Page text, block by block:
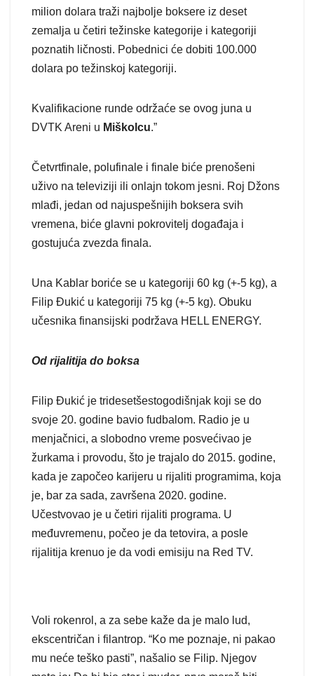
milion dolara traži najbolje boksere iz deset
zemalja u četiri težinske kategorije i kategoriji
poznatih ličnosti. Pobednici će dobiti 100.000
dolara po težinskoj kategoriji.
Kvalifikacione runde održaće se ovog juna u
DVTK Areni u Miškolcu.”
Četvrtfinale, polufinale i finale biće prenošeni
uživo na televiziji ili onlajn tokom jesni. Roj Džons
mlađi, jedan od najuspešnijih boksera svih
vremena, biće glavni pokrovitelj događaja i
gostujuća zvezda finala.
Una Kablar boriće se u kategoriji 60 kg (+-5 kg), a
Filip Đukić u kategoriji 75 kg (+-5 kg). Obuku
učesnika finansijski podržava HELL ENERGY.
Od rijalitija do boksa
Filip Đukić je tridesetšestogodišnjak koji se do
svoje 20. godine bavio fudbalom. Radio je u
menjačnici, a slobodno vreme posvećivao je
žurkama i provodu, što je trajalo do 2015. godine,
kada je započeo karijeru u rijaliti programima, koja
je, bar za sada, završena 2020. godine.
Učestvovao je u četiri rijaliti programa. U
međuvremenu, počeo je da tetovira, a posle
rijalitija krenuo je da vodi emisiju na Red TV.
Voli rokenrol, a za sebe kaže da je malo lud,
ekscentričan i filantrop. “Ko me poznaje, ni pakao
mu neće teško pasti”, našalio se Filip. Njegov